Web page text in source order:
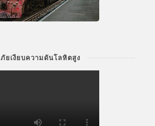
ภัยเงียบความดันโลหิตสูง